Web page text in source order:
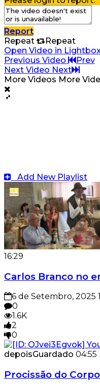
Report
Repeat
Repeat
Open Video in
Previous Video
Prev
Next Video Next
More Videos More
Add New Playlist
16:29
Carlos Branco no
6 de Setembro, 2025
0
1.6K
2
0
depoisGuardado 04:55
Procissão do